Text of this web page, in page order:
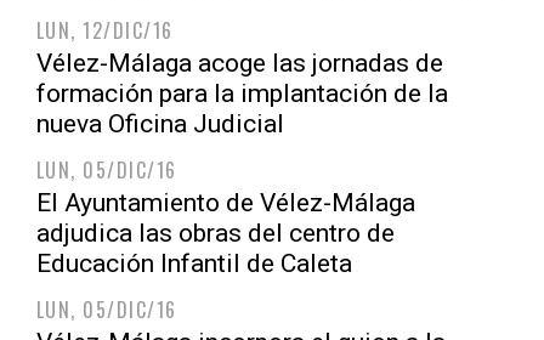
LUN, 12/DIC/16
Vélez-Málaga acoge las jornadas de
formación para la implantación de la
nueva Oficina Judicial
LUN, 05/DIC/16
El Ayuntamiento de Vélez-Málaga
adjudica las obras del centro de
Educación Infantil de Caleta
LUN, 05/DIC/16